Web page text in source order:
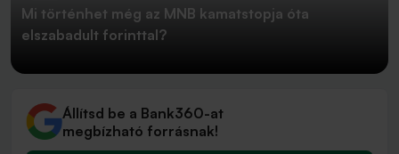
Mi történhet még az MNB kamatstopja óta
elszabadult forinttal?
Állítsd be a Bank360-at
megbízható forrásnak!